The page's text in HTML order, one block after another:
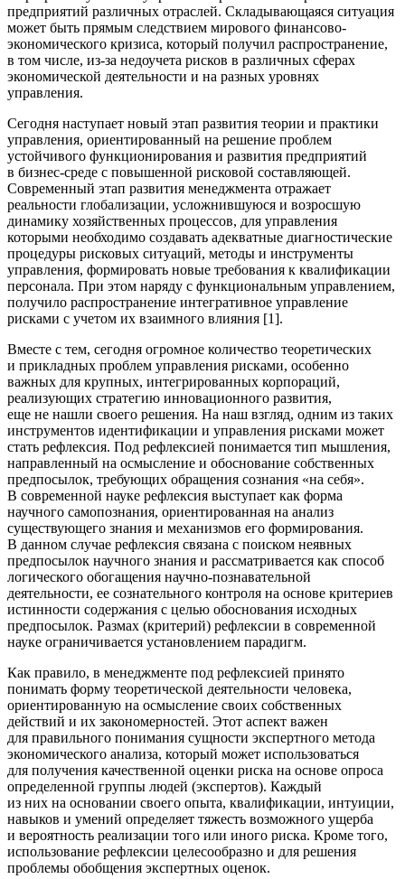
предприятий различных отраслей. Складывающаяся ситуация
может быть прямым следствием мирового финансово-
экономического кризиса, который получил распространение,
в том числе, из-за недоучета рисков в различных сферах
экономической деятельности и на разных уровнях
управления.
Сегодня наступает новый этап развития теории и практики
управления, ориентированный на решение проблем
устойчивого функционирования и развития предприятий
в бизнес-среде с повышенной рисковой составляющей.
Современный этап развития менеджмента отражает
реальности глобализации, усложнившуюся и возросшую
динамику хозяйственных процессов, для управления
которыми необходимо создавать адекватные диагностические
процедуры рисковых ситуаций, методы и инструменты
управления, формировать новые требования к квалификации
персонала. При этом наряду с функциональным управлением,
получило распространение интегративное управление
рисками с учетом их взаимного влияния [1].
Вместе с тем, сегодня огромное количество теоретических
и прикладных проблем управления рисками, особенно
важных для крупных, интегрированных корпораций,
реализующих стратегию инновационного развития,
еще не нашли своего решения. На наш взгляд, одним из таких
инструментов идентификации и управления рисками может
стать рефлексия. Под рефлексией понимается тип мышления,
направленный на осмысление и обоснование собственных
предпосылок, требующих обращения сознания «на себя».
В современной науке рефлексия выступает как форма
научного самопознания, ориентированная на анализ
существующего знания и механизмов его формирования.
В данном случае рефлексия связана с поиском неявных
предпосылок научного знания и рассматривается как способ
логического обогащения научно-познавательной
деятельности, ее сознательного контроля на основе критериев
истинности содержания с целью обоснования исходных
предпосылок. Размах (критерий) рефлексии в современной
науке ограничивается установлением парадигм.
Как правило, в менеджменте под рефлексией принято
понимать форму теоретической деятельности человека,
ориентированную на осмысление своих собственных
действий и их закономерностей. Этот аспект важен
для правильного понимания сущности экспертного метода
экономического анализа, который может использоваться
для получения качественной оценки риска на основе опроса
определенной группы людей (экспертов). Каждый
из них на основании своего опыта, квалификации, интуиции,
навыков и умений определяет тяжесть возможного ущерба
и вероятность реализации того или иного риска. Кроме того,
использование рефлексии целесообразно и для решения
проблемы обобщения экспертных оценок.